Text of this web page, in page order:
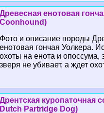
Древесная енотовая
Coonhound)
Фото и описание породы
енотовая гончая Уолкера.
охоты на енота и опоссума,
зверя не убивает, а ждет
Дрентская куропаточная
Dutch Partridge Dog)